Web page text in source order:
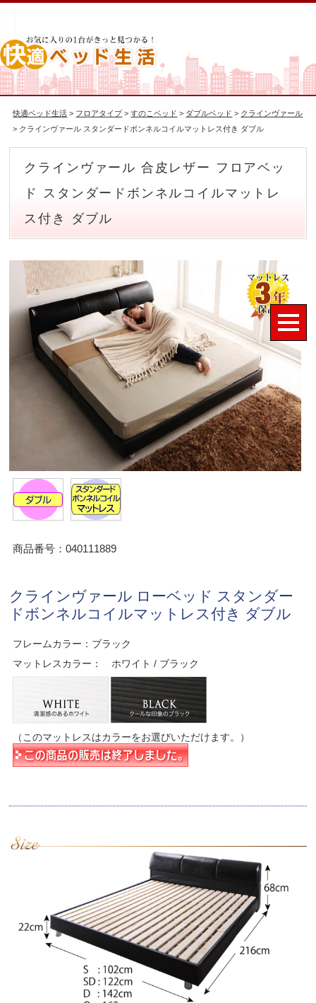
快適ベッド生活 > フロアタイプ >すのこベッド > ダブルベッド > クラインヴァール
> クラインヴァール スタンダードボンネルコイルマットレス付き ダブル
クラインヴァール 合皮レザー フロアベッ
ド スタンダードボンネルコイルマットレ
ス付き ダブル
商品番号：040111889
クラインヴァール ローベッド スタンダー
ドボンネルコイルマットレス付き ダブル
フレームカラー：ブラック
マットレスカラー： ホワイト / ブラック
（このマットレスはカラーをお選びいただけます。）